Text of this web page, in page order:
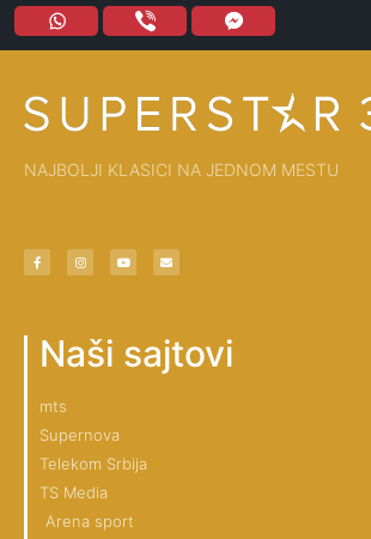
NAJBOLJI KLASICI NA JEDNOM MESTU
Naši sajtovi
mts
Supernova
Telekom Srbija
TS Media
Arena sport